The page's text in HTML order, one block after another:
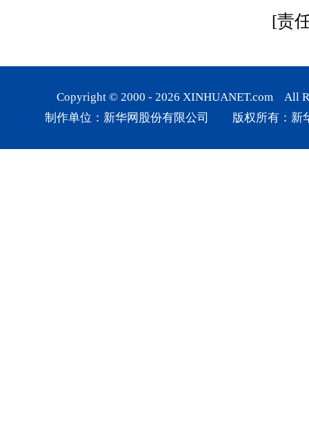
[责
Copyright © 2000 - 2026 XINHUANET.com All
制作单位：新华网股份有限公司 版权所有：新